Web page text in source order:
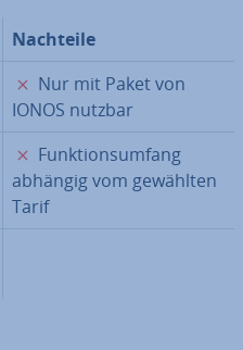
Nachteile
✗
Nur mit Paket von
IONOS nutzbar
✗
Funk­ti­ons­um­fang
abhängig vom gewählten
Tarif